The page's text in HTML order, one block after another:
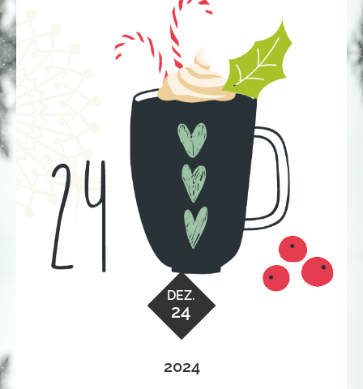
DEZ.
24
2024